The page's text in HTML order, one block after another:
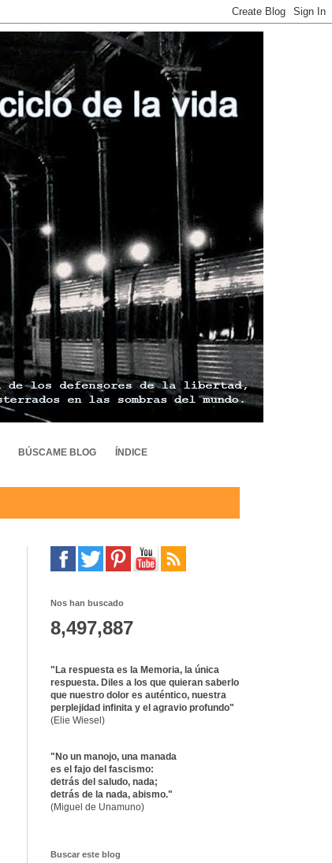
BÚSCAME BLOG ÍNDICE
Nos han buscado
8,497,887
"La respuesta es la Memoria, la única
respuesta. Diles a los que quieran saberlo
que nuestro dolor es auténtico, nuestra
perplejidad infinita y el agravio profundo"
(Elie Wiesel)
"No un manojo, una manada
es el fajo del fascismo:
detrás del saludo, nada;
detrás de la nada, abismo."
(Miguel de Unamuno)
Buscar este blog